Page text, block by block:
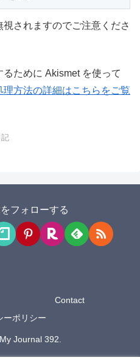
されますのでご注意くださ
ために Akismet を使って
理方法の詳細はこちらをご覧
記
フォローする
Contact
ーポリシー
Journal 392.